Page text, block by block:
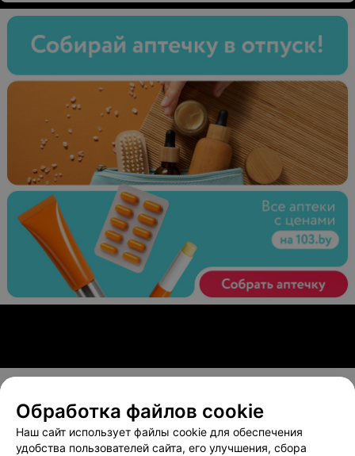
О проекте Новости проекта
Вакансии
Публичный договор
Способы оплаты
Обработка файлов cookie
Наш сайт использует файлы cookie для обеспечения
удобства пользователей сайта, его улучшения, сбора